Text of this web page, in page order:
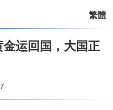
繁體
运回国，大国正